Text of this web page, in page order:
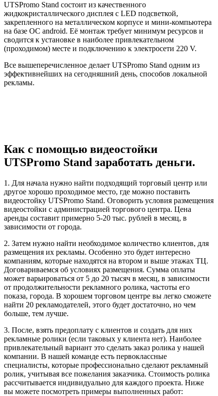
UTSPromo Stand состоит из качественного
жидкокристаллического дисплея с LED подсветкой,
закрепленного на металлическом корпусе и мини-компьютера
на базе ОС android. Её монтаж требует минимум ресурсов и
сводится к установке в наиболее привлекательном
(проходимом) месте и подключению к электросети 220 V.
Все вышеперечисленное делает UTSPromo Stand одним из
эффективнейших на сегодняшний день, способов локальной
рекламы.
Как с помощью видеостойки
UTSPromo Stand заработать деньги.
1. Для начала нужно найти подходящий торговый центр или
другое хорошо проходимое место, где можно поставить
видеостойку UTSPromo Stand. Оговорить условия размещения
видеостойки с администрацией торгового центра. Цена
аренды составит примерно 5-20 тыс. рублей в месяц, в
зависимости от города.
2. Затем нужно найти необходимое количество клиентов, для
размещения их рекламы. Особенно это будет интересно
компаниям, которые находятся на втором и выше этажах ТЦ.
Договариваемся об условиях размещения. Сумма оплаты
может варьироваться от 5 до 20 тысяч в месяц, в зависимости
от продолжительности рекламного ролика, частоты его
показа, города. В хорошем торговом центре вы легко сможете
найти 20 рекламодателей, этого будет достаточно, но чем
больше, тем лучше.
3. После, взять предоплату с клиентов и создать для них
рекламные ролики (если таковых у клиента нет). Наиболее
привлекательный вариант это сделать заказ ролика у нашей
компании. В нашей команде есть первоклассные
специалисты, которые профессионально сделают рекламный
ролик, учитывая все пожелания заказчика. Стоимость ролика
рассчитывается индивидуально для каждого проекта. Ниже
вы можете посмотреть примеры выполненных работ: